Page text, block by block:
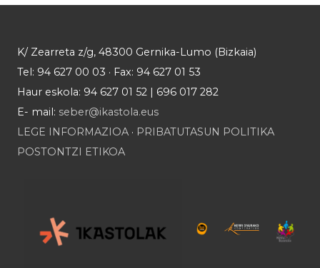
K/ Zearreta z/g, 48300 Gernika-Lumo (Bizkaia)
Tel: 94 627 00 03 · Fax: 94 627 01 53
Haur eskola: 94 627 01 52 | 696 017 282
E- mail: seber@ikastola.eus
LEGE INFORMAZIOA · PRIBATUTASUN POLITIKA
POSTONTZI ETIKOA